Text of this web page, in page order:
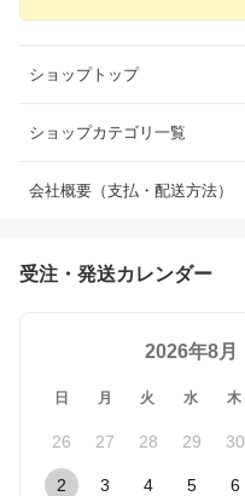
ショップトップ
ショップカテゴリ一覧
会社概要（支払・配送方法）
受注・発送カレンダー
2026年8月
日 月 火 水 木
26 27 28 29 30
2 3 4 5 6